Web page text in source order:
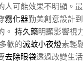
人可能效果不明顯。
霧化器勤美創意設計
。 持久藥明顯影響視
歡的滅蚊小夜燈素輕
去除眼袋透過改變生